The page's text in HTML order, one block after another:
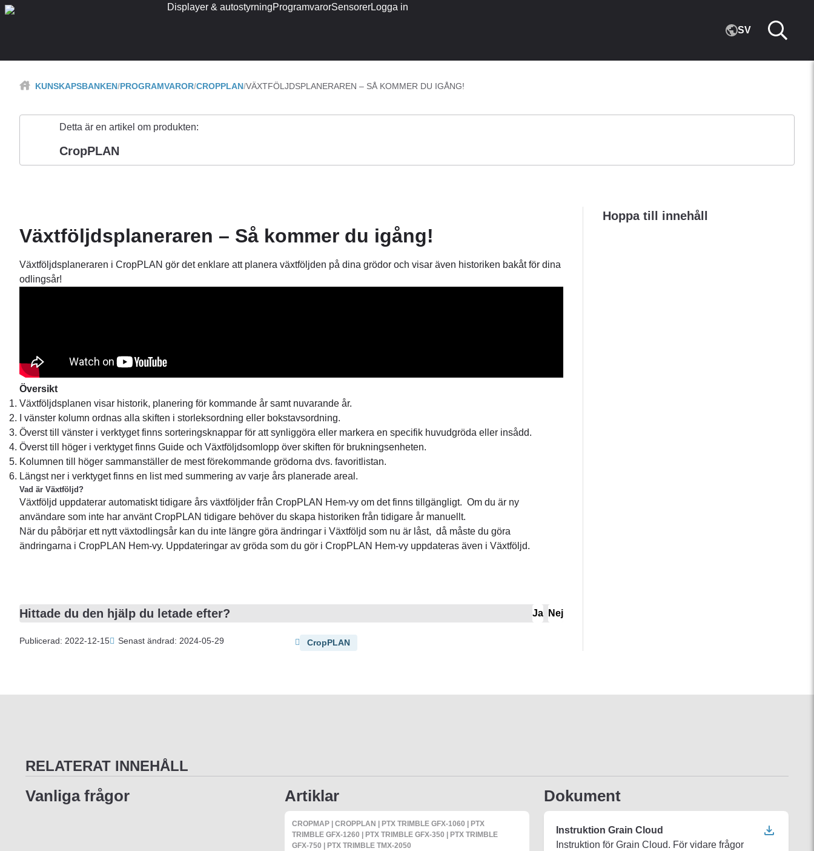
Displayer & autostyrningProgramvarorSensorerLogga in
SV
KUNSKAPSBANKEN PROGRAMVAROR CROPPLAN VÄXTFÖLJDSPLANERAREN – SÅ KOMMER DU IGÅNG!
CropPLAN
Detta är en artikel om produkten:
Växtföljdsplaneraren – Så kommer du igång!
Växtföljdsplaneraren i CropPLAN gör det enklare att planera växtföljden på dina grödor och visar även historiken bakåt för dina
odlingsår!
Översikt
Växtföljdsplanen visar historik, planering för kommande år samt nuvarande år.
I vänster kolumn ordnas alla skiften i storleksordning eller bokstavsordning.
Överst till vänster i verktyget finns sorteringsknappar för att synliggöra eller markera en specifik huvudgröda eller insådd.
Överst till höger i verktyget finns Guide och Växtföljdsomlopp över skiften för brukningsenheten.
Kolumnen till höger sammanställer de mest förekommande grödorna dvs. favoritlistan.
Längst ner i verktyget finns en list med summering av varje års planerade areal.
Vad är Växtföljd?
Växtföljd uppdaterar automatiskt tidigare års växtföljder från CropPLAN Hem-vy om det finns tillgängligt. Om du är ny
användare som inte har använt CropPLAN tidigare behöver du skapa historiken från tidigare år manuellt.
När du påbörjar ett nytt växtodlingsår kan du inte längre göra ändringar i Växtföljd som nu är låst, då måste du göra
ändringarna i CropPLAN Hem-vy. Uppdateringar av gröda som du gör i CropPLAN Hem-vy uppdateras även i Växtföljd.
Hittade du den hjälp du letade efter? Ja Nej
Publicerad: 2022-12-15 Senast ändrad: 2024-05-29 CropPLAN
Hoppa till innehåll
RELATERAT INNEHÅLL
Vanliga frågor Artiklar
CROPMAP | CROPPLAN | PTX TRIMBLE GFX-1060 | PTX
TRIMBLE GFX-1260 | PTX TRIMBLE GFX-350 | PTX TRIMBLE
GFX-750 | PTX TRIMBLE TMX-2050
Dokument
Instruktion Grain Cloud
Instruktion för Grain Cloud. För vidare frågor